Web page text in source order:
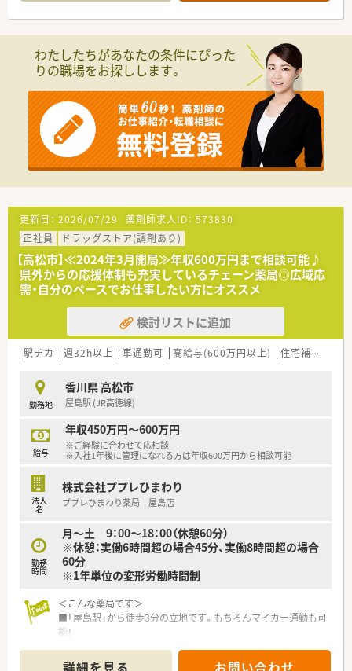
■基本的には残業が発生しないようなシフト環境を整えており
ます。
休暇取得が可能な法人となります。
そのため、公私ともに充実してご勤務して頂く事が可能です。
＜こんな方にもオススメ＞
■OTCも学べる環境でスキルアップしたい方
■研修制度の整った法人で働きたい方
等々…
少しでも気になった方はお問い合わせくださいませ
■処方箋は1日平均80枚程度です。
■資格補助制度やスキルアップ制度あり（全額会社負担）
■香川県・愛媛県に店舗展開しています。(17店舗)
■薬剤師の年代も若い世代からベテランまで幅広く勤務されて
います。
■お子様からご高齢の方まで利用しやすい薬局作りを目指され
ています。
■いずれの店舗もバリアフリー対応で広めの作りとなっており、
デザインにもこだわられています。
を導入している店舗もございます。
＜こんな方にもオススメ＞
■地域密着型の薬局で勤務を希望している方
等々…
少しでも気になった方はお問い合わせくださいませ
わたしたちがあなたの条件にぴった
りの職場をお探しします。
更新日： 2026/07/29 薬剤師求人ID： 573830
正社員
ドラッグストア(調剤あり)
【高松市】≪2024年3月開局≫年収600万円まで相談可能♪
県外からの応援体制も充実しているチェーン薬局◎広域応
需・自分のペースでお仕事したい方にオススメ
検討リストに追加
駅チカ 週32h以上 車通勤可 高給与(600万円以上) 住宅補助(手当)あり
勤務地
香川県 高松市
屋島駅 (JR高徳線)
給与
年収450万円～600万円
※ご経験に合わせて応相談
※入社1年後に管理になれる方は年収600万円から相談可能
法人
名
株式会社ププレひまわり
ププレひまわり薬局 屋島店
勤務
時間
月～土 9：00～18：00（休憩60分）
※休憩：実働6時間超の場合45分、実働8時間超の場合
60分
※1年単位の変形労働時間制
＜こんな薬局です＞
■「屋島駅」から徒歩3分の立地です。もちろんマイカー通勤も可
能！
■門前はなく広域より応需予定の為自分のペースでお仕事がで
詳細を見る お問い合わせ